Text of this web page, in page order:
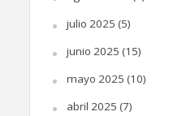
julio 2025 (5)
junio 2025 (15)
mayo 2025 (10)
abril 2025 (7)